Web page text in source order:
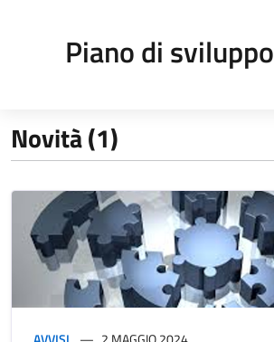
Piano di sviluppo
Novità (1)